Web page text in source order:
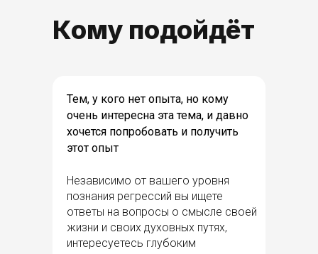
Кому подойдёт
Независимо от вашего уровня
познания регрессий вы ищете
ответы на вопросы о смысле своей
жизни и своих духовных путях,
интересуетесь глубоким
Тем, у кого нет опыта, но кому
очень интересна эта тема, и давно
хочется попробовать и получить
этот опыт